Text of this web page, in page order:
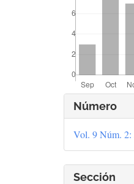
Detalles
del
Número
Vol. 9 Núm. 2:
Sección